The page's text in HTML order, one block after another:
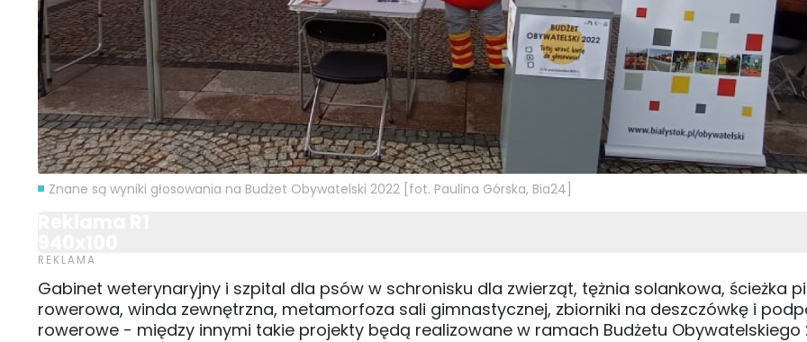
Znane są wyniki głosowania na Budżet Obywatelski 2022 [fot. Paulina Górska, Bia24]
Gabinet weterynaryjny i szpital dla psów w schronisku dla zwierząt, tężnia solankowa, ścieżka
rowerowa, winda zewnętrzna, metamorfoza sali gimnastycznej, zbiorniki na deszczówkę i
rowerowe - między innymi takie projekty będą realizowane w ramach Budżetu Obywatelskiego